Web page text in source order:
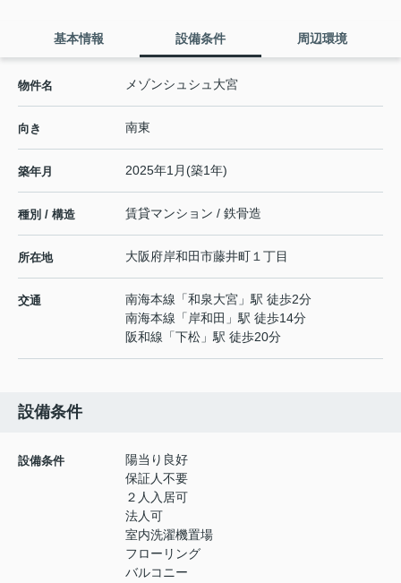
基本情報 設備条件 周辺環境
物件名 メゾンシュシュ大宮
向き 南東
築年月 2025年1月(築1年)
種別 / 構造 賃貸マンション / 鉄骨造
所在地 大阪府岸和田市藤井町１丁目
交通 南海本線 「和泉大宮 」駅 徒歩2分
南海本線 「岸和田 」駅 徒歩14分
阪和線 「下松 」駅 徒歩20分
設備条件
設備条件
陽当り良好
保証人不要
２人入居可
法人可
室内洗濯機置場
フローリング
バルコニー